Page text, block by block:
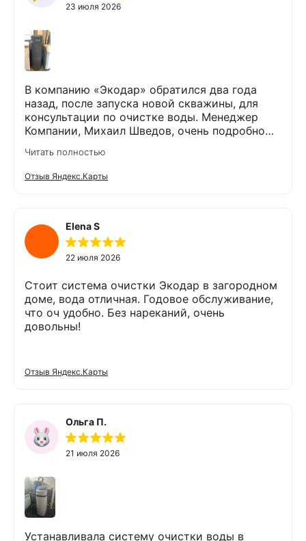
23 июля 2026
В компанию «Экодар» обратился два года
назад, после запуска новой скважины, для
консультации по очистке воды. Менеджер
Компании, Михаил Шведов, очень подробно
подобрать оптимальный вариант, пригласил в
офис для заключения договора. Оборудование
«Экодар компакт», которое я поставил,
существенно снизило жесткость воды,
убрало посторонние запахи. Вода стала
мягкой и приятной на вкус. Полностью
доволен сотрудничеством с Компанией
«Экодар». Рекомендую.
Читать полностью
Отзыв Яндекс.Карты
Elena S
22 июля 2026
Стоит система очистки Экодар в загородном
доме, вода отличная. Годовое обслуживание,
что оч удобно. Без нареканий, очень
довольны!
Отзыв Яндекс.Карты
Ольга П.
21 июля 2026
Устанавливала систему очистки воды в